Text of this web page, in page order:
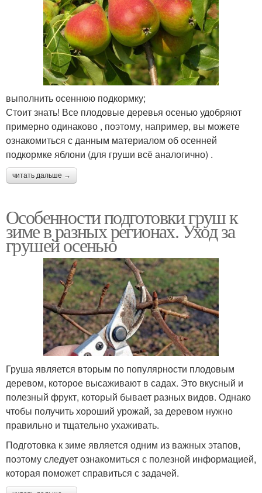
выполнить осеннюю подкормку;
Стоит знать! Все плодовые деревья осенью удобряют
примерно одинаково , поэтому, например, вы можете
ознакомиться с данным материалом об осенней
подкормке яблони (для груши всё аналогично) .
читать дальше →
Особенности подготовки груш к
зиме в разных регионах. Уход за
грушей осенью
Груша является вторым по популярности плодовым
деревом, которое высаживают в садах. Это вкусный и
полезный фрукт, который бывает разных видов. Однако
чтобы получить хороший урожай, за деревом нужно
правильно и тщательно ухаживать.
Подготовка к зиме является одним из важных этапов,
поэтому следует ознакомиться с полезной информацией,
которая поможет справиться с задачей.